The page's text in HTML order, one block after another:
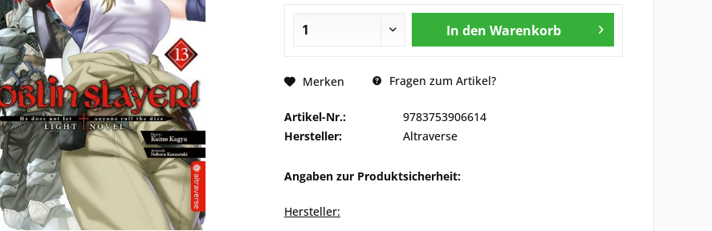
In den Warenkorb
Merken Fragen zum Artikel?
Artikel-Nr.:
9783753906614
Hersteller:
Altraverse
Angaben zur Produktsicherheit:
Hersteller: